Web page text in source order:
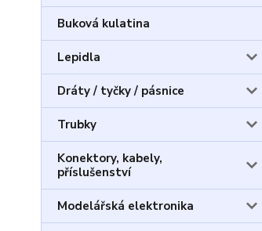
Buková kulatina
Lepidla
Dráty / tyčky / pásnice
Trubky
Konektory, kabely,
příslušenství
Modelářská elektronika